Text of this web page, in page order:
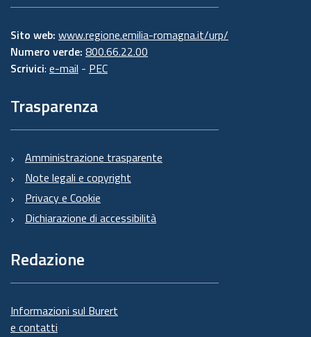
Sito web: www.regione.emilia-romagna.it/urp/
Numero verde: 800.66.22.00
Scrivici: e-mail - PEC
Trasparenza
Amministrazione trasparente
Note legali e copyright
Privacy e Cookie
Dichiarazione di accessibilità
Redazione
Informazioni sul Burert
e contatti